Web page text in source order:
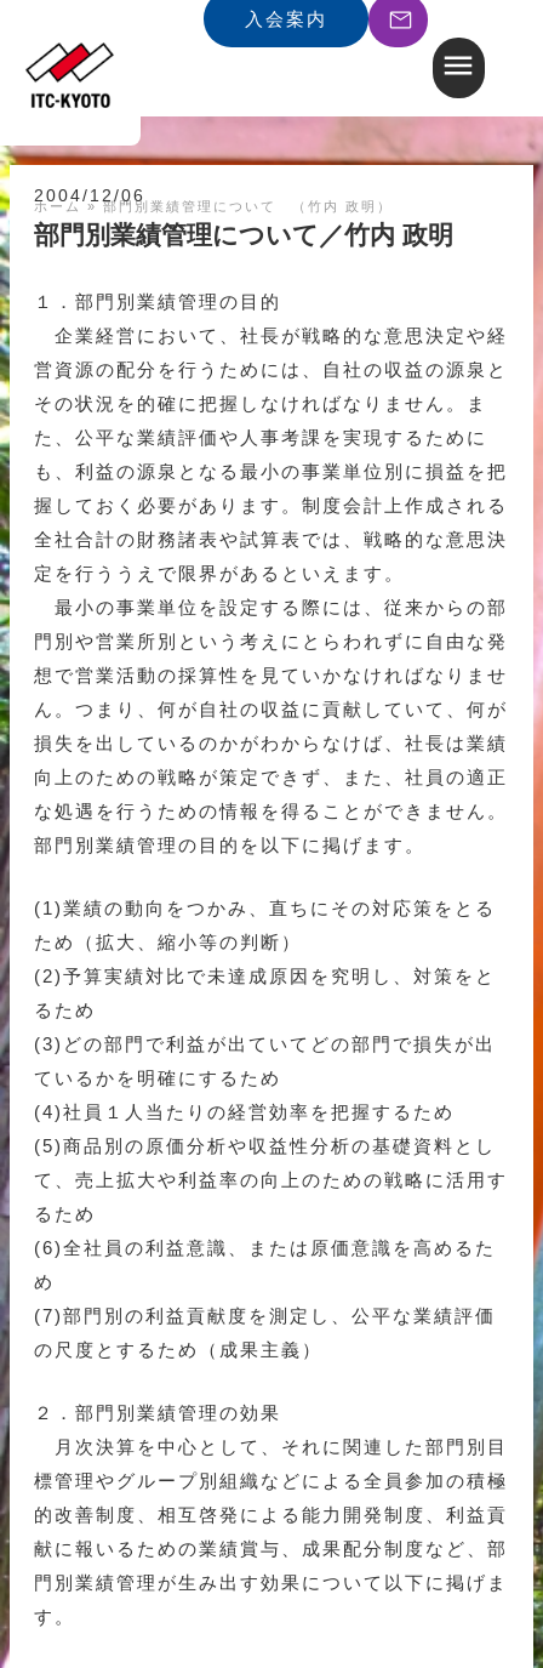
入会案内
ホーム »部門別業績管理について （竹内 政明）
2004/12/06
部門別業績管理について／竹内 政明
１．部門別業績管理の目的
企業経営において、社長が戦略的な意思決定や経
営資源の配分を行うためには、自社の収益の源泉と
その状況を的確に把握しなければなりません。ま
た、公平な業績評価や人事考課を実現するために
も、利益の源泉となる最小の事業単位別に損益を把
握しておく必要があります。制度会計上作成される
全社合計の財務諸表や試算表では、戦略的な意思決
定を行ううえで限界があるといえます。
最小の事業単位を設定する際には、従来からの部
門別や営業所別という考えにとらわれずに自由な発
想で営業活動の採算性を見ていかなければなりませ
ん。つまり、何が自社の収益に貢献していて、何が
損失を出しているのかがわからなけば、社長は業績
向上のための戦略が策定できず、また、社員の適正
な処遇を行うための情報を得ることができません。
部門別業績管理の目的を以下に掲げます。
(1)業績の動向をつかみ、直ちにその対応策をとる
ため（拡大、縮小等の判断）
(2)予算実績対比で未達成原因を究明し、対策をと
るため
(3)どの部門で利益が出ていてどの部門で損失が出
ているかを明確にするため
(4)社員１人当たりの経営効率を把握するため
(5)商品別の原価分析や収益性分析の基礎資料とし
て、売上拡大や利益率の向上のための戦略に活用す
るため
(6)全社員の利益意識、または原価意識を高めるた
め
(7)部門別の利益貢献度を測定し、公平な業績評価
の尺度とするため（成果主義）
２．部門別業績管理の効果
月次決算を中心として、それに関連した部門別目
標管理やグループ別組織などによる全員参加の積極
的改善制度、相互啓発による能力開発制度、利益貢
献に報いるための業績賞与、成果配分制度など、部
門別業績管理が生み出す効果について以下に掲げま
す。